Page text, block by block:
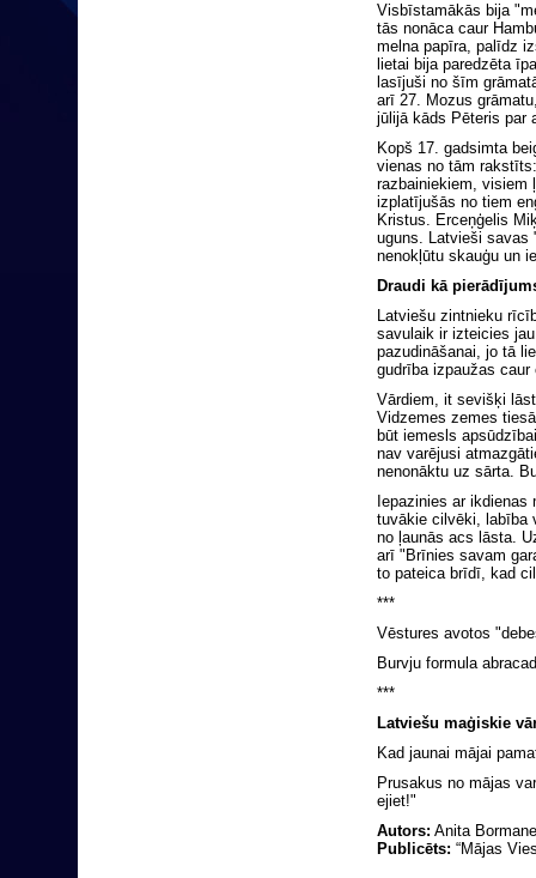
Visbīstamākās bija
tās nonāca caur
melna papīra, palīdz
lietai bija paredzēta
lasījuši no šīm
arī 27. Mozus
jūlijā kāds Pēteris par
Kopš 17. gadsimta
vienas no tām
razbainiekiem, visiem
izplatījušās no tiem
Kristus. Erceņģelis
uguns. Latvieši savas
nenokļūtu skauģu un
Draudi kā
Latviešu zintnieku
savulaik ir izteicies
pazudināšanai, jo tā
gudrība izpaužas
Vārdiem, it sevišķi
Vidzemes zemes
būt iemesls
nav varējusi
nenonāktu uz sārta.
Iepazinies ar
tuvākie cilvēki, labība
no ļaunās acs lāsta.
arī "Brīnies savam
to pateica brīdī, kad
***
Vēstures avotos
Burvju formula
***
Latviešu maģiskie
Kad jaunai mājai
Prusakus no mājas
ejiet!"
Autors: Anita Bormane
Publicēts: “Mājas